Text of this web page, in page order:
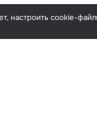
настроить cookie-